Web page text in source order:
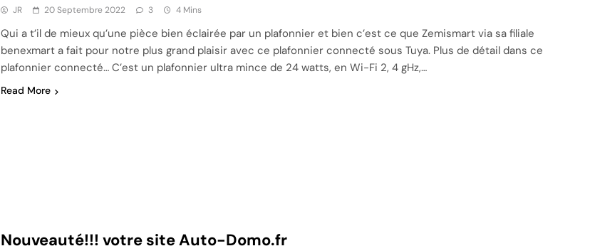
JR 20 Septembre 2022 3 4 Mins
Qui a t’il de mieux qu’une pièce bien éclairée par un plafonnier et bien c’est ce que Zemismart via sa filiale
benexmart a fait pour notre plus grand plaisir avec ce plafonnier connecté sous Tuya. Plus de détail dans ce
plafonnier connecté… C’est un plafonnier ultra mince de 24 watts, en Wi-Fi 2, 4 gHz,…
Read More
Nouveauté!!! votre site Auto-Domo.fr